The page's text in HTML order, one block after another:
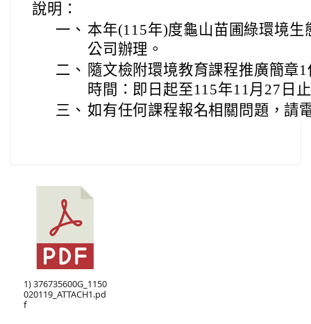
說明：
一、 本年(115年)度龜山苗圃綠環境
公司辦理。
二、 隨文檢附環境教育課程推廣簡章
時間：即日起至115年11月27日
三、 如有任何課程報名相關問題，請
1) 376735600G_1150
020119_ATTACH1.pd
f